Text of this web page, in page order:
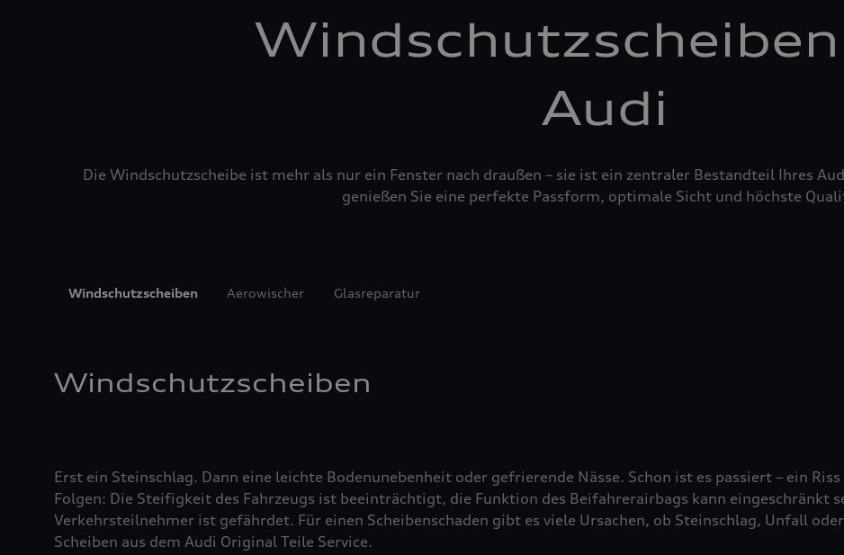
Audi
Die Windschutzscheibe ist mehr als nur ein Fenster nach draußen – sie ist ein zentraler Bestandteil Ihres
genießen Sie eine perfekte Passform, optimale Sicht und höchste
Windschutzscheiben Aerowischer Glasreparatur
Windschutzscheiben
Erst ein Steinschlag. Dann eine leichte Bodenunebenheit oder gefrierende Nässe. Schon ist es passiert – ein
Folgen: Die Steifigkeit des Fahrzeugs ist beeinträchtigt, die Funktion des Beifahrerairbags kann eingeschränkt
Verkehrsteilnehmer ist gefährdet. Für einen Scheibenschaden gibt es viele Ursachen, ob Steinschlag, Unfall
Scheiben aus dem Audi Original Teile Service.